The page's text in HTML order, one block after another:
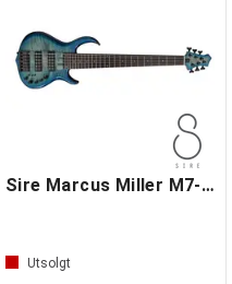
Sire Marcus Miller M7-6 TBL 6-String
Utsolgt